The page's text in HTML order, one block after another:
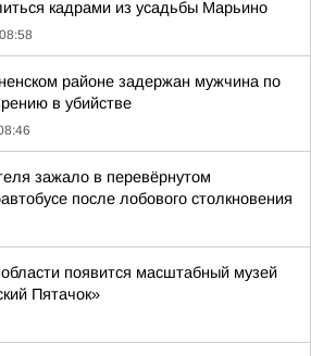
кадрами из усадьбы Марьино
08:58
районе задержан мужчина по
в убийстве
зажало в перевёрнутом
после лобового столкновения
появится масштабный музей
Пятачок»